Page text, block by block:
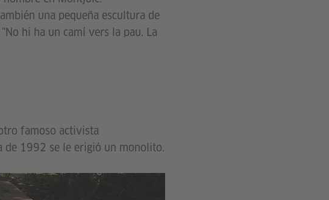
una pequeña escultura de
hi ha un camí vers la pau. La
famoso activista
de 1992 se le erigió un monolito.